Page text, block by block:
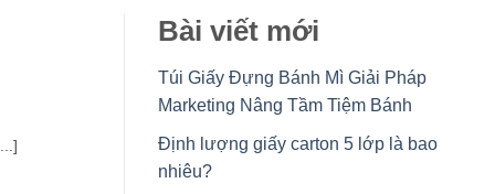
Bài viết mới
Túi Giấy Đựng Bánh Mì Giải Pháp
Marketing Nâng Tầm Tiệm Bánh
Định lượng giấy carton 5 lớp là bao
nhiêu?